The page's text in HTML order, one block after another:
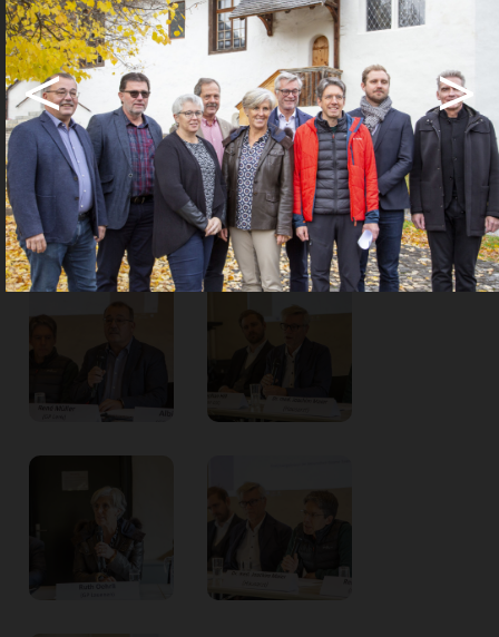
Schlussfolgerungen»: Dies das Fazit der
Gesundheit Simme Saane AG (GSS) über
das von der Gemeinde Gsteig in Auftrag
gegebene Gutachten. Die
Gemeindevorstehenden missbilligen das
Verhalten des Gsteiger Gemeinderats.
Share
Share
< >